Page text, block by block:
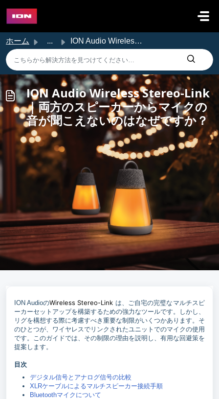
ホーム ... ION Audio Wireless Stereo-Link｜両方のスピーカーからマイクの音が聞こえないのはなぜですか？
ION Audio Wireless Stereo-Link
｜両方のスピーカーからマイクの
音が聞こえないのはなぜですか？
ION AudioのWireless Stereo-Link は、ご自宅の完璧なマルチスピ
ーカーセットアップを構築するための強力なツールです。しかし、
リグを構想する際に考慮すべき重要な制限がいくつかあります。そ
のひとつが、ワイヤレスでリンクされたユニットでのマイクの使用
です。このガイドでは、その制限の理由を説明し、有用な回避策を
提案します。
目次
デジタル信号とアナログ信号の比較
XLRケーブルによるマルチスピーカー接続手順
Bluetoothマイクについて